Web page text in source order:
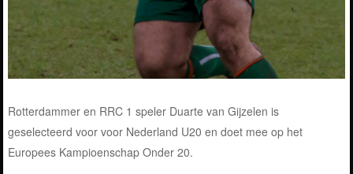
Rotterdammer en RRC 1 speler Duarte van Gijzelen is
geselecteerd voor voor Nederland U20 en doet mee op het
Europees Kampioenschap Onder 20.